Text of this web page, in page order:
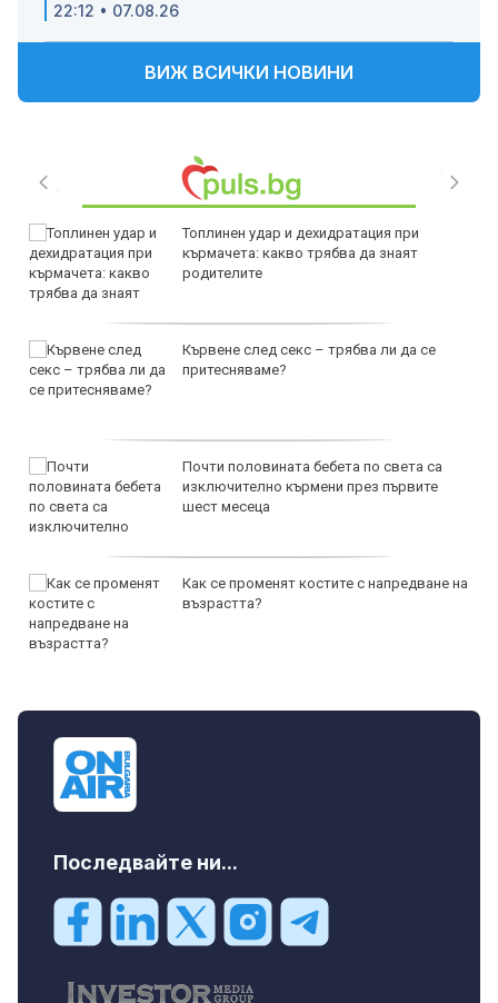
22:12 • 07.08.26
ВИЖ ВСИЧКИ НОВИНИ
Топлинен удар и дехидратация при
кърмачета: какво трябва да знаят
родителите
Кървене след секс – трябва ли да се
притесняваме?
Почти половината бебета по света са
изключително кърмени през първите
шест месеца
Как се променят костите с напредване на
възрастта?
Последвайте ни...